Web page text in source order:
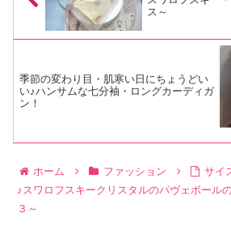
ス～
季節の変わり目・肌寒い日にちょうどい
い♪ハンサムな七分袖・ロングカーディガ
ン！
ホーム ファッション
サイ
♪スワロフスキークリスタルのパヴェボール
３～